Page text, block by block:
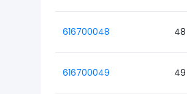
616700048 48
616700049 49